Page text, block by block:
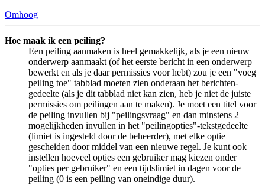
Omhoog
Hoe maak ik een peiling?
Een peiling aanmaken is heel gemakkelijk, als je een nieuw
onderwerp aanmaakt (of het eerste bericht in een onderwerp
bewerkt en als je daar permissies voor hebt) zou je een "voeg
peiling toe" tabblad moeten zien onderaan het berichten-
gedeelte (als je dit tabblad niet kan zien, heb je niet de juiste
permissies om peilingen aan te maken). Je moet een titel voor
de peiling invullen bij "peilingsvraag" en dan minstens 2
mogelijkheden invullen in het "peilingopties"-tekstgedeelte
(limiet is ingesteld door de beheerder), met elke optie
gescheiden door middel van een nieuwe regel. Je kunt ook
instellen hoeveel opties een gebruiker mag kiezen onder
"opties per gebruiker" en een tijdslimiet in dagen voor de
peiling (0 is een peiling van oneindige duur).